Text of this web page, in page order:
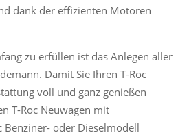
dank der effizienten Motoren
zu erfüllen ist das Anlegen aller
Damit Sie Ihren T-Roc
voll und ganz genießen
T-Roc Neuwagen mit
Benziner- oder Dieselmodell